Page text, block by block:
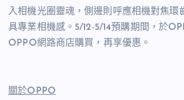
入相機光圈靈魂，側邊則呼應相機對焦環
具專業相機感。5/12-5/14預購期間，於
OPPO網路商店購買，再享優惠。
關於OPPO